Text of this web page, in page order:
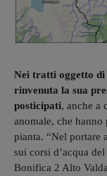
Nei tratti oggetto di
rinvenuta la sua
posticipati, anche a
anomale, che
pianta. “Nel portare
sui corsi d’acqua
Bonifica 2 Alto